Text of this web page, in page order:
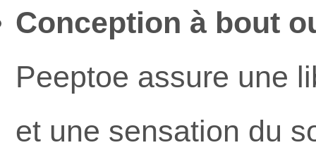
Conception à bout
Peeptoe assure une
et une sensation du